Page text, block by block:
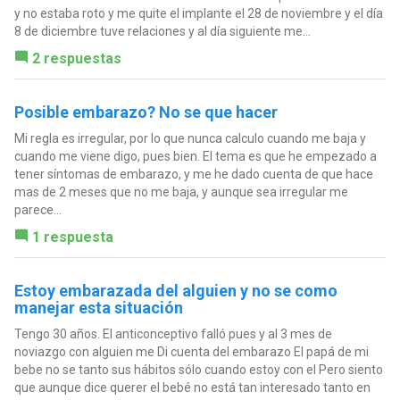
y no estaba roto y me quite el implante el 28 de noviembre y el día
8 de diciembre tuve relaciones y al día siguiente me...
2 respuestas
Posible embarazo? No se que hacer
Mi regla es irregular, por lo que nunca calculo cuando me baja y
cuando me viene digo, pues bien. El tema es que he empezado a
tener síntomas de embarazo, y me he dado cuenta de que hace
mas de 2 meses que no me baja, y aunque sea irregular me
parece...
1 respuesta
Estoy embarazada del alguien y no se como
manejar esta situación
Tengo 30 años. El anticonceptivo falló pues y al 3 mes de
noviazgo con alguien me Di cuenta del embarazo El papá de mi
bebe no se tanto sus hábitos sólo cuando estoy con el Pero siento
que aunque dice querer el bebé no está tan interesado tanto en